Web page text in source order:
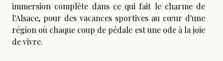
immersion complète dans ce qui fait le charme de
l'Alsace, pour des vacances sportives au cœur d'une
région où chaque coup de pédale est une ode à la joie
de vivre.